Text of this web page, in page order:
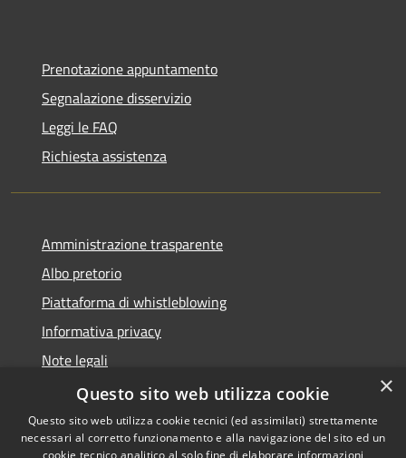
Prenotazione appuntamento
Segnalazione disservizio
Leggi le FAQ
Richiesta assistenza
Amministrazione trasparente
Albo pretorio
Piattaforma di whistleblowing
Informativa privacy
Note legali
Dichiarazione di accessibilità
×
Questo sito web utilizza cookie
Questo sito web utilizza cookie tecnici (ed assimilati) strettamente
necessari al corretto funzionamento e alla navigazione del sito ed un
cookie tecnico analitico al solo fine di elaborare informazioni